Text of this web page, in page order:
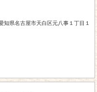
知県名古屋市天白区元八事１丁目１